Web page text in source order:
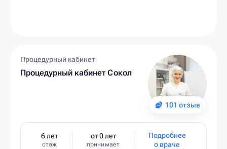
101 отзыв
Процедурный кабинет
Процедурный кабинет Сокол
6 лет
стаж
от 0 лет
принимает
Подробнее
о враче